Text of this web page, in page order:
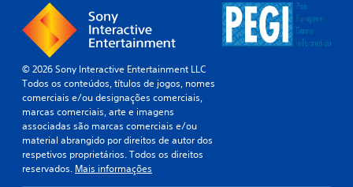
© 2026 Sony Interactive Entertainment LLC
Todos os conteúdos, títulos de jogos, nomes
comerciais e/ou designações comerciais,
marcas comerciais, arte e imagens
associadas são marcas comerciais e/ou
material abrangido por direitos de autor dos
respetivos proprietários. Todos os direitos
reservados. Mais informações